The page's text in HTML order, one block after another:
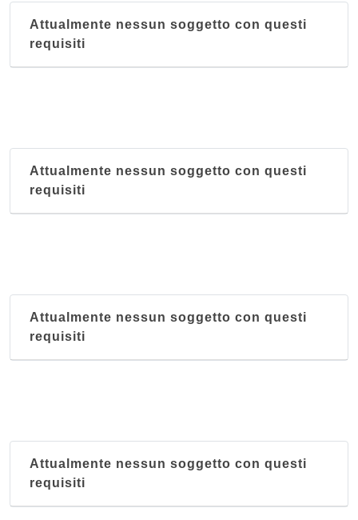
Attualmente nessun soggetto con questi
requisiti
Attualmente nessun soggetto con questi
requisiti
Attualmente nessun soggetto con questi
requisiti
Attualmente nessun soggetto con questi
requisiti